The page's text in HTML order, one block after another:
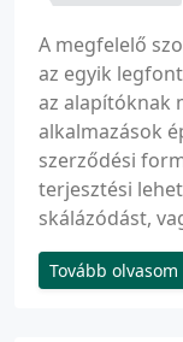
A megfelelő
az egyik
az alapítóknak
alkalmazások
szerződési
terjesztési
skálázódást,
Tovább olvasom